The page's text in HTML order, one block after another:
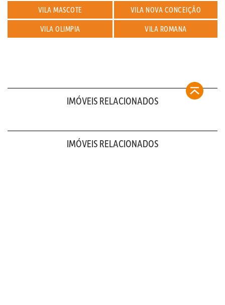
VILA MASCOTE
VILA NOVA CONCEIÇÃO
VILA OLIMPIA
VILA ROMANA
IMÓVEIS RELACIONADOS
IMÓVEIS RELACIONADOS